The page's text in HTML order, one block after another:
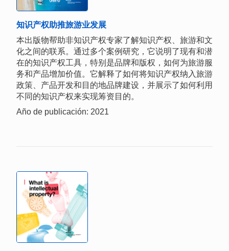
知识产权助推旅游业发展
本出版物帮助非知识产权专家了解知识产权、旅游和文
化之间的联系。通过多个案例研究，它说明了现有和潜
在的知识产权工具，特别是品牌和版权，如何为旅游服
务和产品增加价值。它解释了如何将知识产权纳入旅游
政策、产品开发和目的地品牌建设，并展示了如何利用
不同的知识产权来实现筹资目的。
Año de publicación: 2021